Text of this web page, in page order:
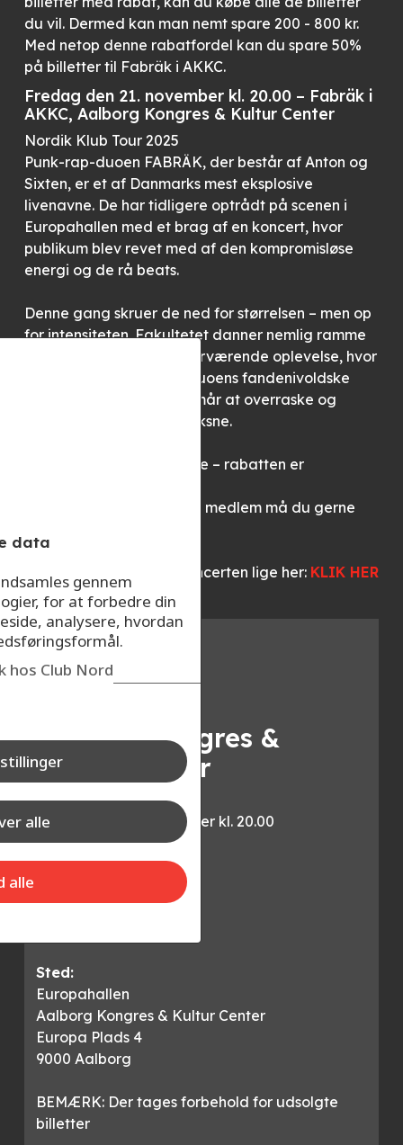
du vil. Dermed kan man nemt spare 200 - 800 kr.
Med netop denne rabatfordel kan du spare 50%
på billetter til Fabräk i AKKC.
Fredag den 21. november kl. 20.00 – Fabräk i
AKKC, Aalborg Kongres & Kultur Center
Nordik Klub Tour 2025
Punk-rap-duoen FABRÄK, der består af Anton og
Sixten, er et af Danmarks mest eksplosive
livenavne. De har tidligere optrådt på scenen i
Europahallen med et brag af en koncert, hvor
publikum blev revet med af den kompromisløse
energi og de rå beats.
Denne gang skruer de ned for størrelsen – men op
for intensiteten. Fakultetet danner nemlig ramme
om en ekstraordinært nærværende oplevelse, hvor
du kommer helt tæt på duoens fandenivoldske
punkrap-univers, der formår at overraske og
samle unge såvel som voksne.
Køb billet på linket til højre – rabatten er
BEMÆRK: Som Club Nord medlem må du gerne
Du kan læse mere om koncerten lige her: KLIK HER
Aalborg Kongres &
Kultur Center
Dato:
Fredag den 21. november kl. 20.00
Normalpris person:
Club Nord pris:
Sted:
Europahallen
Aalborg Kongres & Kultur Center
Europa Plads 4
9000 Aalborg
BEMÆRK: Der tages forbehold for udsolgte
billetter
data
gennem
for at forbedre din
analysere, hvordan
hos Club Nord
alle
alle